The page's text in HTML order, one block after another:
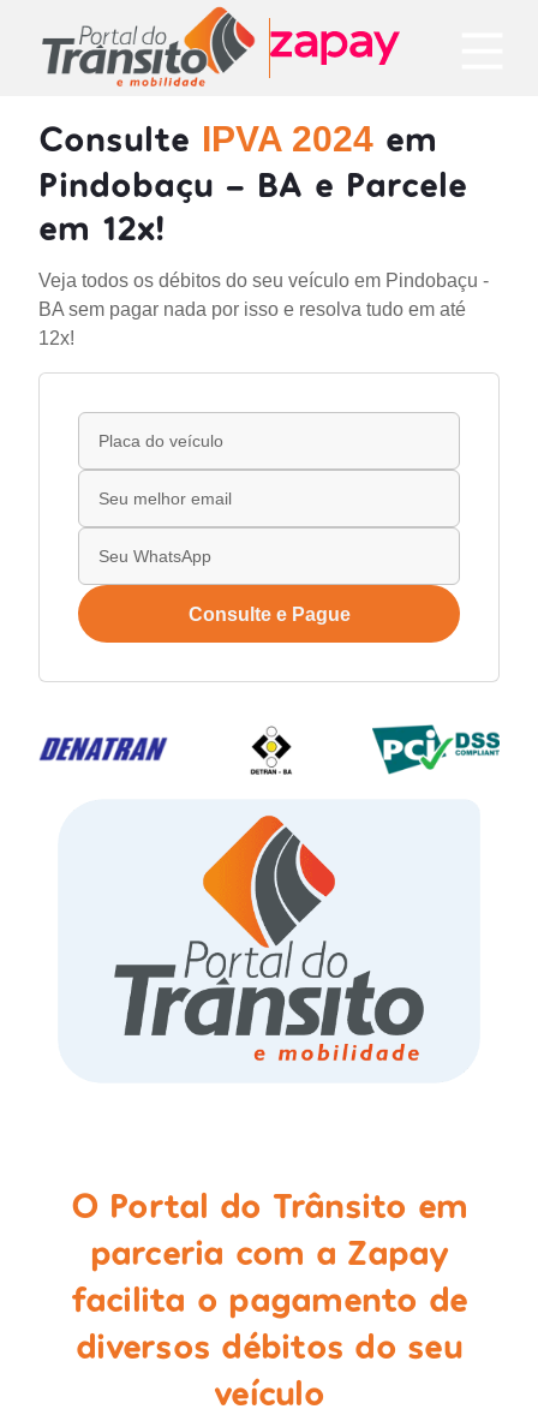
Consulte IPVA 2024 em
Pindobaçu - BA e Parcele
em 12x!
Veja todos os débitos do seu veículo em Pindobaçu -
BA sem pagar nada por isso e resolva tudo em até
12x!
Consulte e Pague
O Portal do Trânsito em
parceria com a Zapay
facilita o pagamento de
diversos débitos do seu
veículo